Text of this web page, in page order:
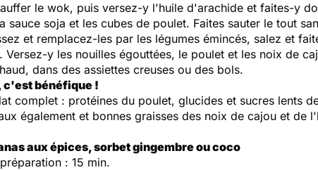
le wok, puis versez-y l'huile d'arachide et faites-y
sauce soja et les cubes de poulet. Faites sauter le tout
et remplacez-les par les légumes émincés, salez et
Versez-y les nouilles égouttées, le poulet et les noix de
dans des assiettes creuses ou des bols.
c'est bénéfique !
complet : protéines du poulet, glucides et sucres lents
également et bonnes graisses des noix de cajou et de
aux épices, sorbet gingembre ou coco
: 15 min.